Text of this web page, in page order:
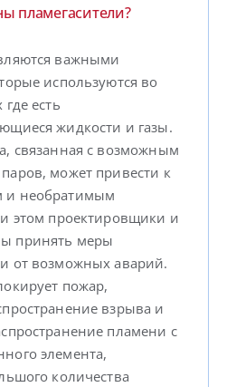
пламегасители?
важными
используются во
есть
жидкости и газы.
связанная с возможным
может привести к
и необратимым
этом проектировщики и
принять меры
от возможных аварий.
пожар,
взрыва и
пламени с
элемента,
количества